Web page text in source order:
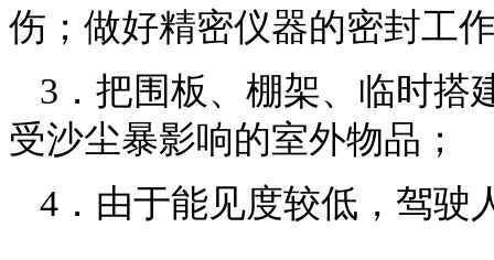
伤；做好精密仪器的密封工
3．把围板、棚架、临时搭
受沙尘暴影响的室外物品；
4．由于能见度较低，驾驶